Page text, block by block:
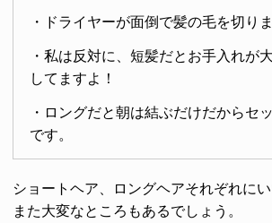
・ドライヤーが面倒で髪の毛を切りま
・私は反対に、短髪だとお手入れが
してますよ！
・ロングだと朝は結ぶだけだからセ
です。
ショートヘア、ロングヘアそれぞれにい
また大変なところもあるでしょう。